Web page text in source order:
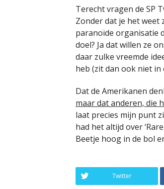
Terecht vragen de SP
Zonder dat je het weet
paranoïde organisatie
doel? Ja dat willen ze
daar zulke vreemde
heb (zit dan ook niet in
Dat de Amerikanen
maar dat anderen, die
laat precies mijn punt
had het altijd over
Beetje hoog in de bol
Twitter